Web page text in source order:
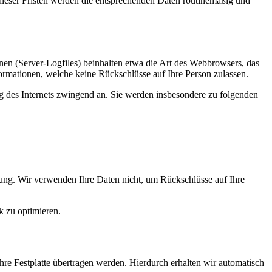
(Server-Logfiles) beinhalten etwa die Art des Webbrowsers, das
welche keine Rückschlüsse auf Ihre Person zulassen.
Internets zwingend an. Sie werden insbesondere zu folgenden
Wir verwenden Ihre Daten nicht, um Rückschlüsse auf Ihre
zu optimieren.
Festplatte übertragen werden. Hierdurch erhalten wir automatisch